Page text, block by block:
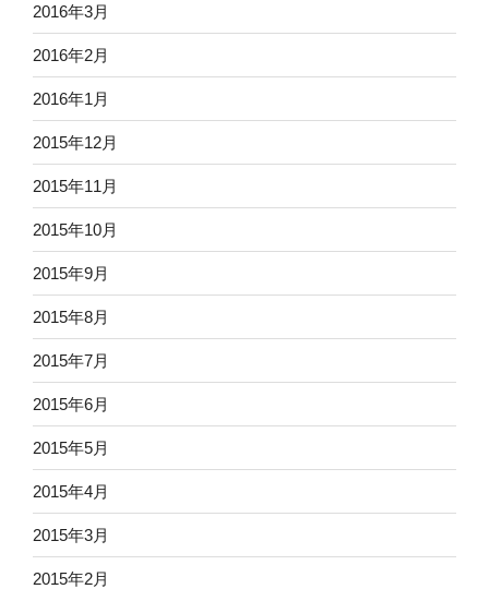
2016年3月
2016年2月
2016年1月
2015年12月
2015年11月
2015年10月
2015年9月
2015年8月
2015年7月
2015年6月
2015年5月
2015年4月
2015年3月
2015年2月